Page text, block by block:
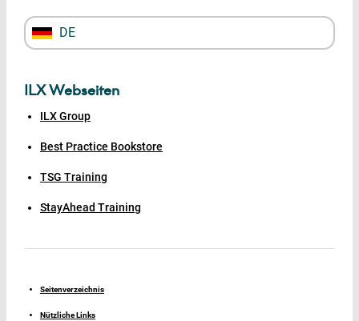
DE
ILX Webseiten
ILX Group
Best Practice Bookstore
TSG Training
StayAhead Training
Seitenverzeichnis
Nützliche Links